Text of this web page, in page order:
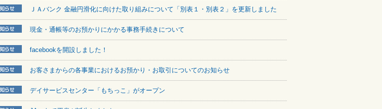
ＪＡバンク 金融円滑化に向けた取り組みについて「別表１・別表２」を更新しました
現金・通帳等のお預かりにかかる事務手続きについて
facebookを開設しました！
お客さまからの各事業におけるお預かり・お取引についてのお知らせ
デイサービスセンター「もちっこ」がオープン